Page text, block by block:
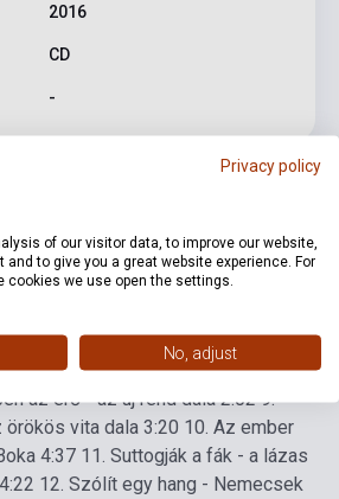
2016
CD
-
Vélemények
2. Einstand, tesó! - a Pásztorok
- az elképedés dala 2:40
Felveszem a vörös ingem - a
2:197. Igen, jó volt! - Nemecsek
az erő - az új rend dala 2:029.
vita dala 3:20 10. Az ember
4:37 11. Suttogják a fák - a lázas
12. Szólít egy hang - Nemecsek
Privacy policy
of our visitor data, to improve our website,
to give you a great website experience. For
cookies we use open the settings.
No, adjust